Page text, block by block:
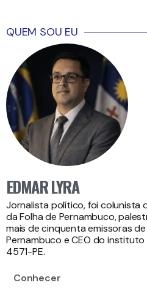
QUEM SOU EU
EDMAR LYRA
Jornalista político, foi colunista
da Folha de Pernambuco,
mais de cinquenta emissoras
Pernambuco e CEO do instituto
4571-PE.
Conhecer